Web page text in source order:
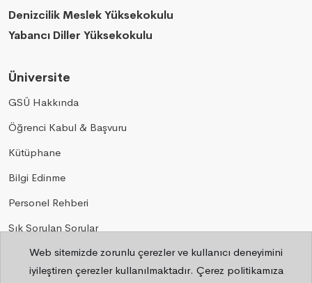
Denizcilik Meslek Yüksekokulu
Yabancı Diller Yüksekokulu
Üniversite
GSÜ Hakkında
Öğrenci Kabul & Başvuru
Kütüphane
Bilgi Edinme
Personel Rehberi
Sık Sorulan Sorular
GizlilikWeb sitemizde zorunlu çerezler ve kullanıcı deneyimini
iyileştiren çerezler kullanılmaktadır. Çerez politikamıza